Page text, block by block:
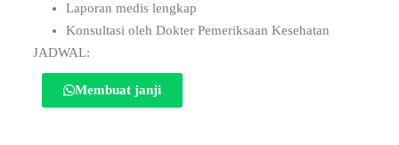
Laporan medis lengkap
Konsultasi oleh Dokter Pemeriksaan Kesehatan
JADWAL:
Membuat janji